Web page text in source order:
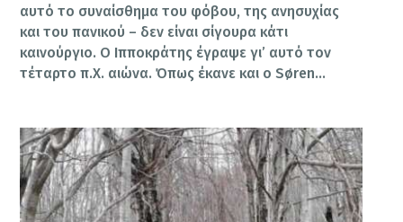
αυτό το συναίσθημα του φόβου, της ανησυχίας
και του πανικού – δεν είναι σίγουρα κάτι
καινούργιο. Ο Ιπποκράτης έγραψε γι’ αυτό τον
τέταρτο π.Χ. αιώνα. Όπως έκανε και ο Søren…